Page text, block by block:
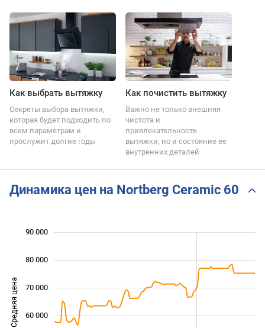
Как выбрать вытяжку
Секреты выбора вытяжки,
которая будет подходить по
всем параметрам и
прослужит долгие годы
Как почистить вытяжку
Важно не только внешняя
чистота и
привлекательность
вытяжки, но и состояние ее
внутренних деталей
Динамика цен на Nortberg Ceramic 60
Средняя цена 60 000
70 000
90 000
80 000